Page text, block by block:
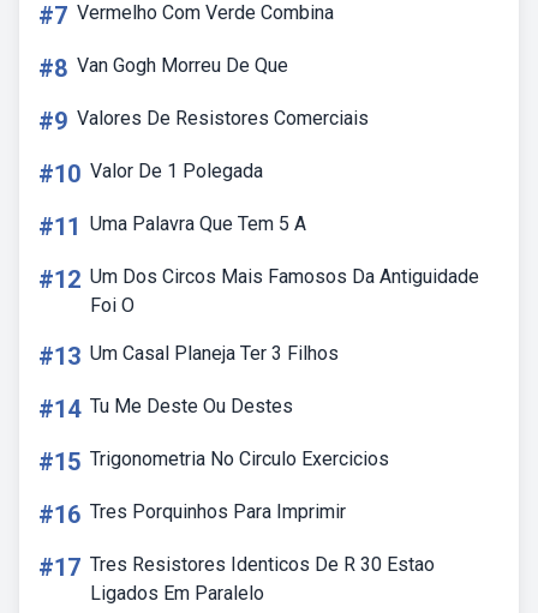
#7 Vermelho Com Verde Combina
#8 Van Gogh Morreu De Que
#9 Valores De Resistores Comerciais
#10 Valor De 1 Polegada
#11 Uma Palavra Que Tem 5 A
#12 Um Dos Circos Mais Famosos Da Antiguidade
Foi O
#13 Um Casal Planeja Ter 3 Filhos
#14 Tu Me Deste Ou Destes
#15 Trigonometria No Circulo Exercicios
#16 Tres Porquinhos Para Imprimir
#17 Tres Resistores Identicos De R 30 Estao
Ligados Em Paralelo